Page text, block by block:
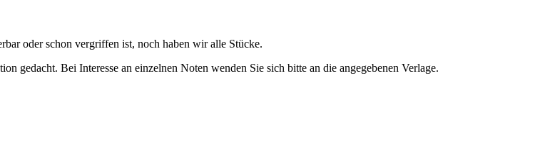
oder schon vergriffen ist, noch haben wir alle Stücke.
gedacht. Bei Interesse an einzelnen Noten wenden Sie sich bitte an die angegebenen Verlage.